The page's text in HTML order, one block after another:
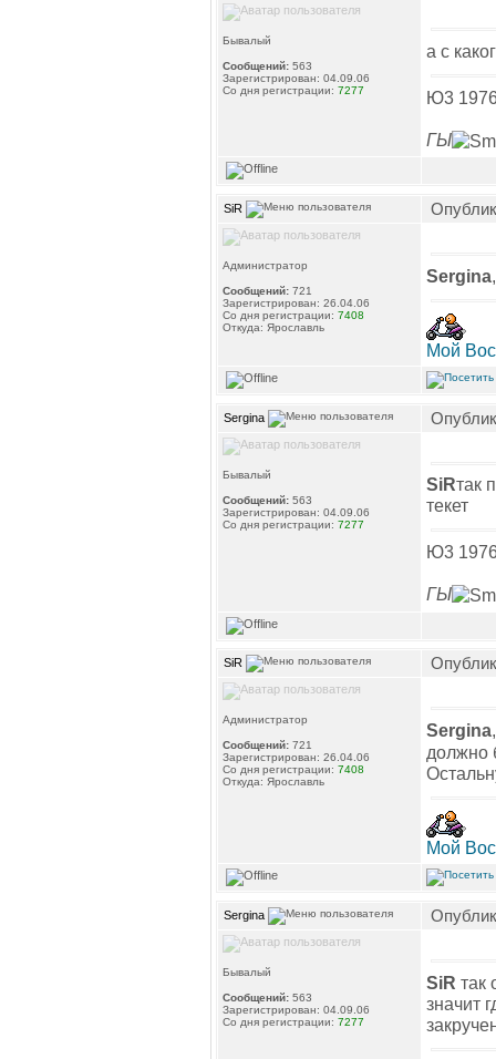
Бывалый
Сообщений: 563
Зарегистрирован: 04.09.06
Со дня регистрации: 7277
а с
Ю3
ГЫ
SiR
Администратор
Сообщений: 721
Зарегистрирован: 26.04.06
Со дня регистрации: 7408
Откуда: Ярославль
Sergina
Мой
Sergina
Бывалый
Сообщений: 563
Зарегистрирован: 04.09.06
Со дня регистрации: 7277
SiRтак
текет
Ю3
ГЫ
SiR
Администратор
Сообщений: 721
Зарегистрирован: 26.04.06
Со дня регистрации: 7408
Откуда: Ярославль
Sergina
должно
Мой
Sergina
Бывалый
Сообщений: 563
Зарегистрирован: 04.09.06
Со дня регистрации: 7277
SiR так
значит